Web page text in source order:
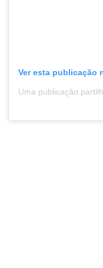
Ver esta publicação